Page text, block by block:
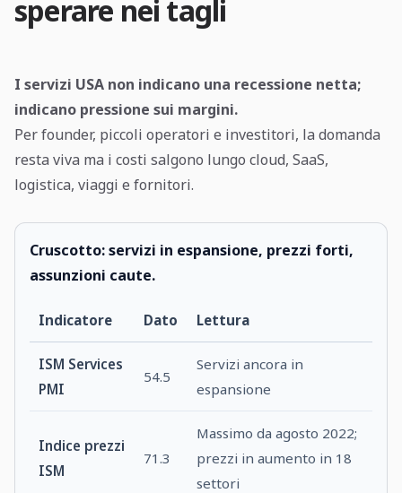
sperare nei tagli
I servizi USA non indicano una recessione netta;
indicano pressione sui margini.
Per founder, piccoli operatori e investitori, la domanda
resta viva ma i costi salgono lungo cloud, SaaS,
logistica, viaggi e fornitori.
Cruscotto: servizi in espansione, prezzi forti,
assunzioni caute.
Indicatore Dato Lettura
ISM Services
PMI
54.5
Servizi ancora in
espansione
Indice prezzi
ISM
71.3
Massimo da agosto 2022;
prezzi in aumento in 18
settori